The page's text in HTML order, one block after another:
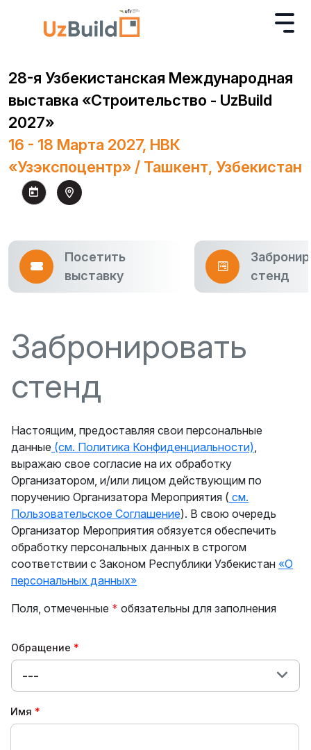
28-я Узбекистанская Международная
выставка «Строительство - UzBuild
2027»
16 - 18 Марта 2027, НВК
«Узэкспоцентр» / Ташкент, Узбекистан
Посетить
выставку
стенд
Забронировать
стенд
Настоящим, предоставляя свои персональные
данные (см. Политика Конфиденциальности)
выражаю свое согласие на их обработку
Организатором, и/или лицом действующим по
поручению Организатора Мероприятия ( см.
Пользовательское Соглашение). В свою очередь
Организатор Мероприятия обязуется обеспечить
обработку персональных данных в строгом
соответствии с Законом Республики Узбекистан «О
персональных данных»
Поля, отмеченные * обязательны для заполнения
Обращение
---
Имя